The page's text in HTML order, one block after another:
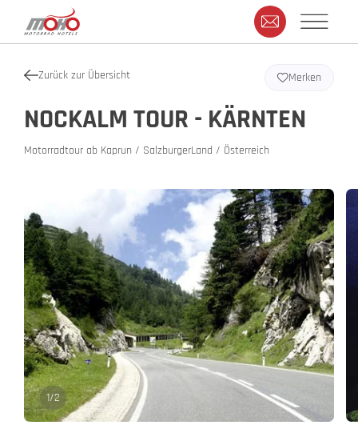
Zurück zur Übersicht
NOCKALM TOUR - KÄRNTEN
Motorradtour ab Kaprun / SalzburgerLand / Österreich
Merken
1/2